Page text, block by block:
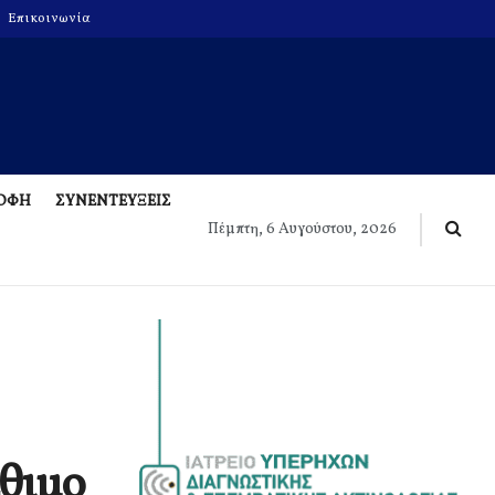
Επικοινωνία
ΣΥΝΕΝΤΕΥΞΕΙΣ
Πέμπτη, 6 Αυγούστου, 2026